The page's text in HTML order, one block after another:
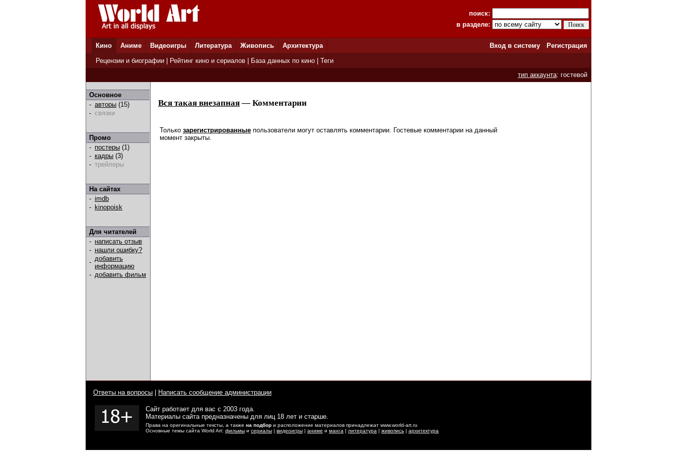
поиск:
в разделе:
Кино Аниме Видеоигры Литература Живопись Архитектура Вход в систему
Регистрация
Рецензии и биографии
Рейтинг кино и сериалов База данных по кино
Теги
тип аккаунта: гостевой
Основное
- авторы (15)
- связки
Промо
- постеры (1)
- кадры (3)
- трейлеры
На сайтах
- imdb
- kinopoisk
Для читателей
- написать отзыв
- нашли ошибку?
- добавить
информацию
- добавить фильм
Вся такая внезапная— Комментарии
Только зарегистрированные пользователи могут оставлять комментарии. Гостевые комментарии на данный
момент закрыты.
Ответы на вопросы Написать сообщение администрации
Сайт работает для вас с 2003 года.
Материалы сайта предназначены для лиц 18 лет и старше.
Права на оригинальные тексты, а также на подбор и расположение материалов принадлежат www.world-art.ru
Основные темы сайта World Art: фильмы и сериалы | видеоигры | аниме и манга | литература | живопись | архитектура